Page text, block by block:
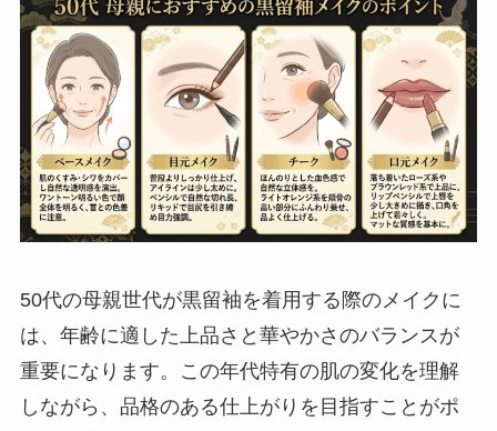
50代の母親世代が黒留袖を着用する際のメイクに
は、年齢に適した上品さと華やかさのバランスが
重要になります。この年代特有の肌の変化を理解
しながら、品格のある仕上がりを目指すことがポ